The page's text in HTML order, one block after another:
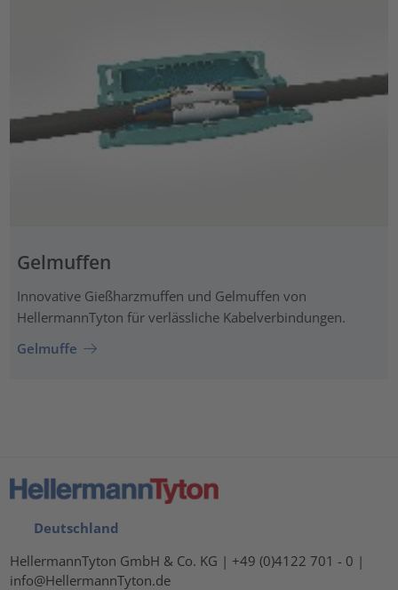
Gelmuffen
Innovative Gießharzmuffen und Gelmuffen von
HellermannTyton für verlässliche Kabelverbindungen.
Gelmuffe
Deutschland
HellermannTyton GmbH & Co. KG | +49 (0)4122 701 - 0 |
info@HellermannTyton.de